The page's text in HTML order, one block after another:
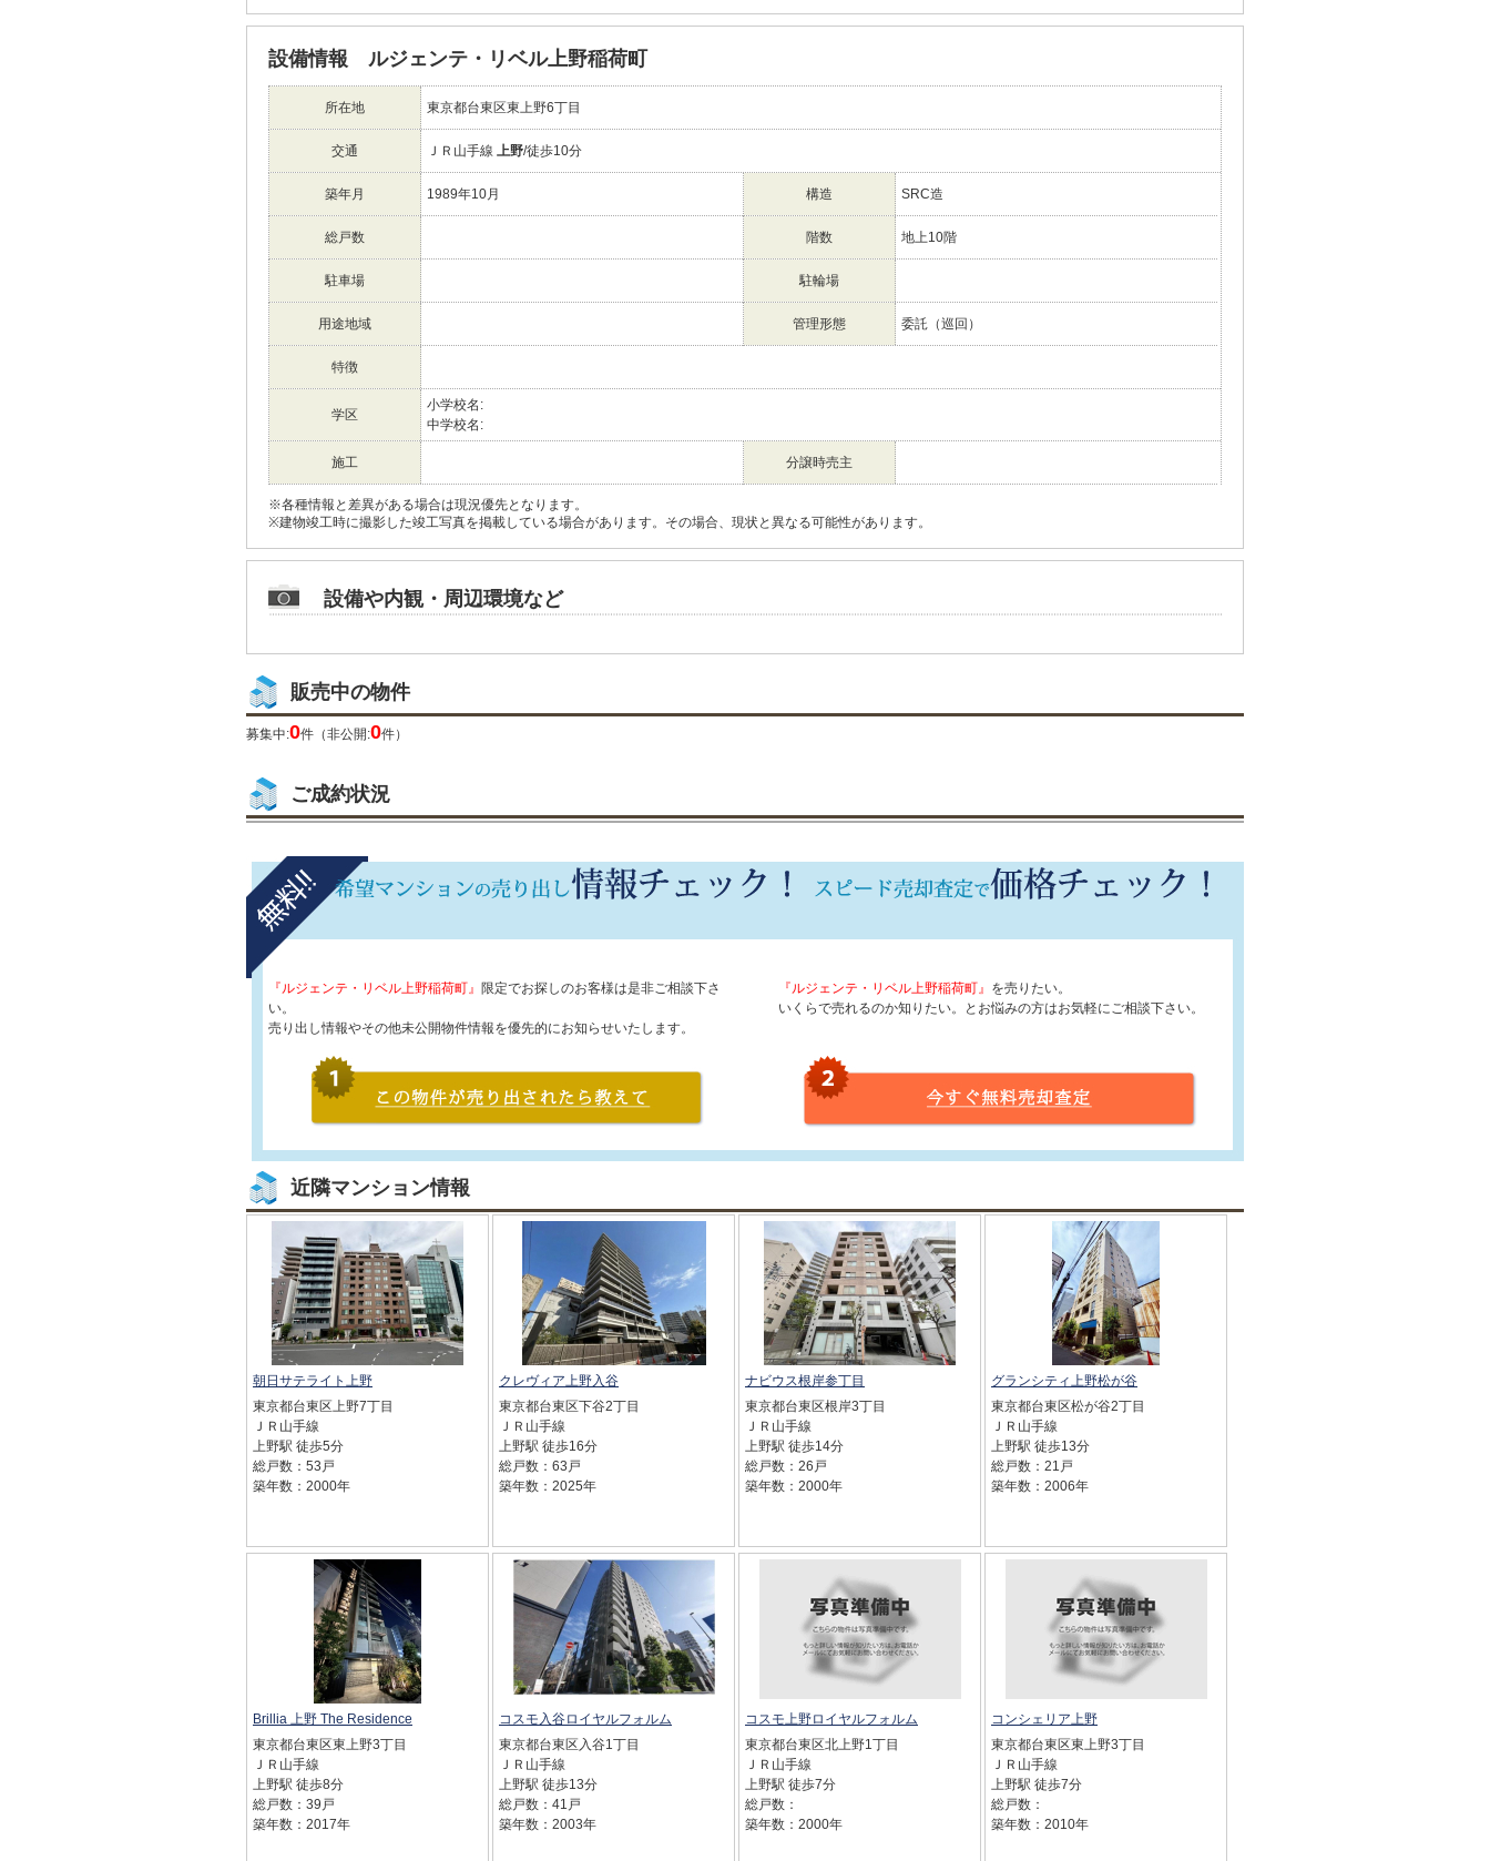
設備情報 ルジェンテ・リベル上野稲荷町
所在地 東京都台東区東上野6丁目
交通 ＪＲ山手線 上野/徒歩10分
築年月 1989年10月 構造 SRC造
総戸数 階数 地上10階
駐車場 駐輪場
用途地域 管理形態 委託（巡回）
特徴
学区
小学校名:
中学校名:
施工 分譲時売主
※各種情報と差異がある場合は現況優先となります。
※建物竣工時に撮影した竣工写真を掲載している場合があります。その場合、現状と異なる可能性があります。
設備や内観・周辺環境など
販売中の物件
募集中:0件（非公開:0件）
ご成約状況
『ルジェンテ・リベル上野稲荷町』 限定でお探しのお客様は是非ご相談下さ
い。
売り出し情報やその他未公開物件情報を優先的にお知らせいたします。
『ルジェンテ・リベル上野稲荷町』 を売りたい。
いくらで売れるのか知りたい。とお悩みの方はお気軽にご相談下さい。
近隣マンション情報
朝日サテライト上野
東京都台東区上野7丁目
ＪＲ山手線
上野駅 徒歩5分
総戸数：53戸
築年数：2000年
クレヴィア上野入谷
東京都台東区下谷2丁目
ＪＲ山手線
上野駅 徒歩16分
総戸数：63戸
築年数：2025年
ナビウス根岸参丁目
東京都台東区根岸3丁目
ＪＲ山手線
上野駅 徒歩14分
総戸数：26戸
築年数：2000年
グランシティ上野松が谷
東京都台東区松が谷2丁目
ＪＲ山手線
上野駅 徒歩13分
総戸数：21戸
築年数：2006年
Brillia 上野 The Residence
東京都台東区東上野3丁目
ＪＲ山手線
上野駅 徒歩8分
総戸数：39戸
築年数：2017年
コスモ入谷ロイヤルフォルム
東京都台東区入谷1丁目
ＪＲ山手線
上野駅 徒歩13分
総戸数：41戸
築年数：2003年
コスモ上野ロイヤルフォルム
東京都台東区北上野1丁目
ＪＲ山手線
上野駅 徒歩7分
総戸数：
築年数：2000年
コンシェリア上野
東京都台東区東上野3丁目
ＪＲ山手線
上野駅 徒歩7分
総戸数：
築年数：2010年